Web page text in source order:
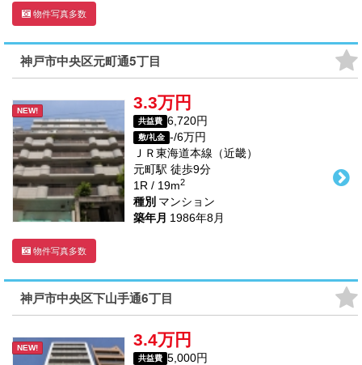
物件写真多数
神戸市中央区元町通5丁目
NEW!
物件写真多数
3.3万円
共益費 6,720円
敷/礼金 -/6万円
ＪＲ東海道本線（近畿）
元町駅 徒歩9分
1R / 19m2
種別 マンション
築年月 1986年8月
神戸市中央区下山手通6丁目
NEW! 3.4万円
共益費 5,000円